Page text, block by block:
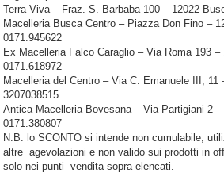
Terra Viva – Fraz. S. Barbaba 100 – 12022
Macelleria Busca Centro – Piazza Don Fino –
0171.945622
Ex Macelleria Falco Caraglio – Via Roma 193 –
0171.618972
Macelleria del Centro – Via C. Emanuele III, 11
3207038515
Antica Macelleria Bovesana – Via Partigiani 2 –
0171.380807
N.B. lo SCONTO si intende non cumulabile,
altre agevolazioni e non valido sui prodotti in
solo nei punti vendita sopra elencati.